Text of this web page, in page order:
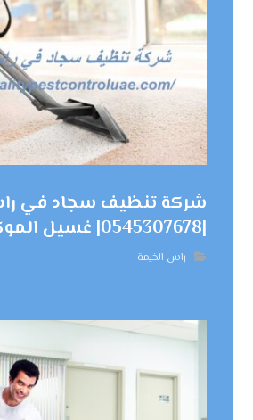
شركة تنظيف سجاد في
|0545307678| غسيل الموكيت
راس الخيمة